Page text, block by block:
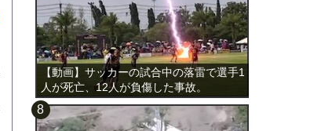
【動画】サッカーの試合中の落雷で選手1
人が死亡、12人が負傷した事故。